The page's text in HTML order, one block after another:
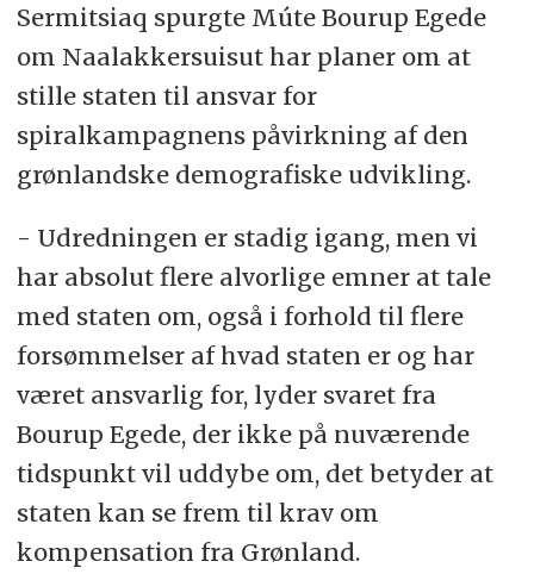
Sermitsiaq spurgte Múte Bourup Egede
om Naalakkersuisut har planer om at
stille staten til ansvar for
spiralkampagnens påvirkning af den
grønlandske demografiske udvikling.
- Udredningen er stadig igang, men vi
har absolut flere alvorlige emner at tale
med staten om, også i forhold til flere
forsømmelser af hvad staten er og har
været ansvarlig for, lyder svaret fra
Bourup Egede, der ikke på nuværende
tidspunkt vil uddybe om, det betyder at
staten kan se frem til krav om
kompensation fra Grønland.